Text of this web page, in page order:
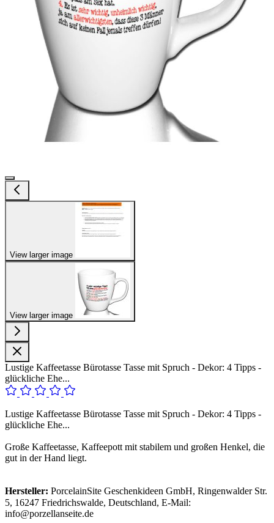
View larger image
View larger image
Lustige Kaffeetasse Bürotasse Tasse mit Spruch - Dekor: 4 Tipps -
glückliche Ehe...
Lustige Kaffeetasse Bürotasse Tasse mit Spruch - Dekor: 4 Tipps -
glückliche Ehe...
Große Kaffeetasse, Kaffeepott mit stabilem und großen Henkel, die
gut in der Hand liegt.
Hersteller: PorcelainSite Geschenkideen GmbH, Ringenwalder Str.
5, 16247 Friedrichswalde, Deutschland, E-Mail:
info@porzellanseite.de